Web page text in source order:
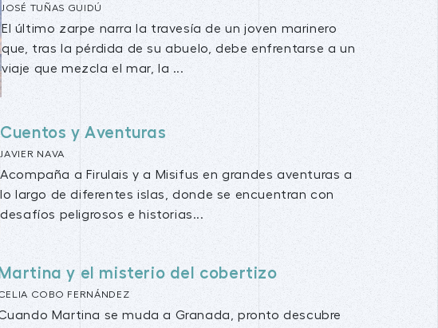
JOSÉ TUÑAS GUIDÚ
El último zarpe narra la travesía de un joven marinero
que, tras la pérdida de su abuelo, debe enfrentarse a un
viaje que mezcla el mar, la ...
Cuentos y Aventuras
JAVIER NAVA
Acompaña a Firulais y a Misifus en grandes aventuras a
lo largo de diferentes islas, donde se encuentran con
desafíos peligrosos e historias...
y el misterio del cobertizo
COBO FERNÁNDEZ
Martina se muda a Granada, pronto descubre